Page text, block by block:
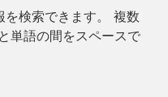
を検索できます。 複数
単語の間をスペースで